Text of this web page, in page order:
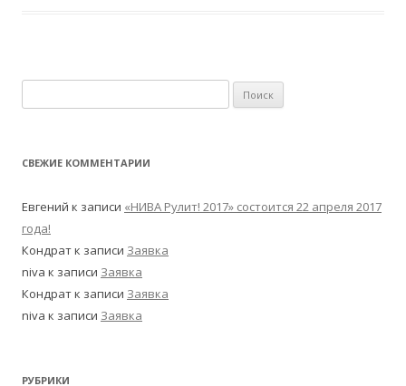
СВЕЖИЕ КОММЕНТАРИИ
Евгений к записи «НИВА Рулит! 2017» состоится 22 апреля 2017
года!
Кондратк записи Заявка
niva к записи Заявка
Кондратк записи Заявка
niva к записи Заявка
РУБРИКИ